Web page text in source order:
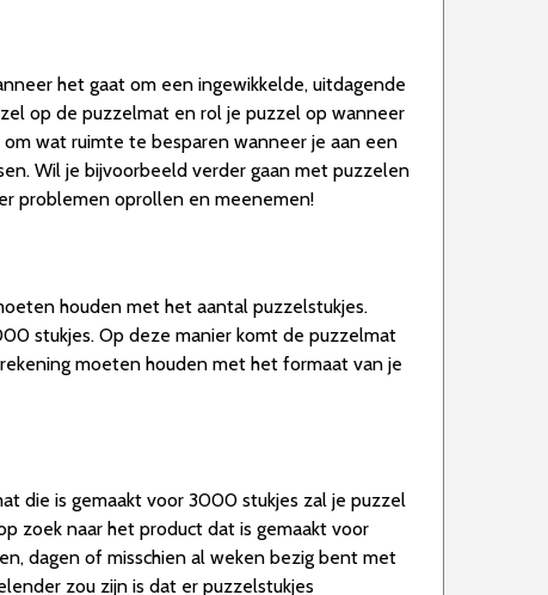
het gaat om een ingewikkelde, uitdagende
op de puzzelmat en rol je puzzel op wanneer
wat ruimte te besparen wanneer je aan een
Wil je bijvoorbeeld verder gaan met puzzelen
problemen oprollen en meenemen!
houden met het aantal puzzelstukjes.
stukjes. Op deze manier komt de puzzelmat
moeten houden met het formaat van je
die is gemaakt voor 3000 stukjes zal je puzzel
zoek naar het product dat is gemaakt voor
dagen of misschien al weken bezig bent met
zou zijn is dat er puzzelstukjes